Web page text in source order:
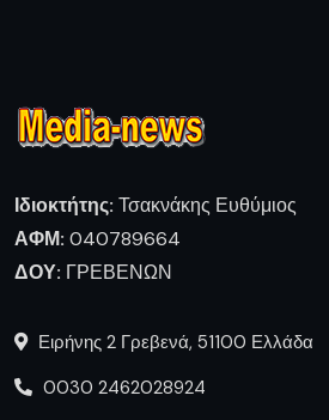
Ιδιοκτήτης: Τσακνάκης Ευθύμιος
ΑΦΜ: 040789664
ΔΟΥ: ΓΡΕΒΕΝΩΝ
Ειρήνης 2 Γρεβενά, 51100 Ελλάδα
0030 2462028924